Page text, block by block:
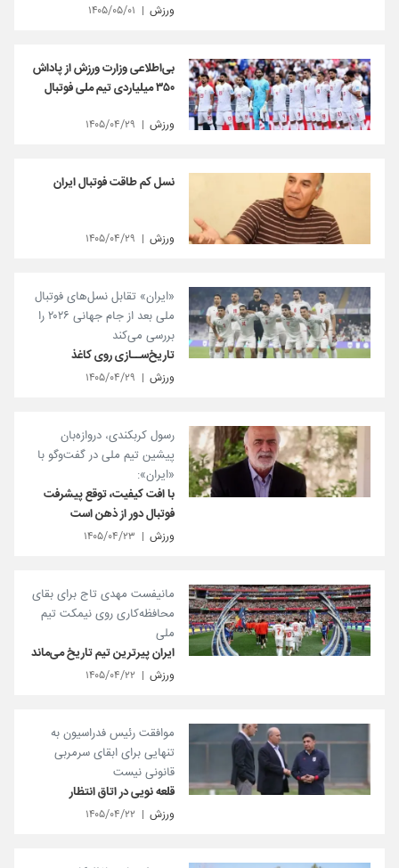
ورزش ۱۴۰۵/۰۵/۰۱
بی‌اطلاعی وزارت ورزش از پاداش
۳۵۰ میلیاردی تیم ملی فوتبال
ورزش ۱۴۰۵/۰۴/۲۹
نسل کم طاقت فوتبال ایران
ورزش ۱۴۰۵/۰۴/۲۹
«ایران» تقابل نسل‌های فوتبال
ملی بعد از جام جهانی ۲۰۲۶ را
بررسی می‌کند
تاریخ‌ســازی روی کاغذ
ورزش ۱۴۰۵/۰۴/۲۹
رسول کربکندی، دروازه‌بان
پیشین تیم ملی در گفت‌و‌گو با
«ایران»:
با افت کیفیت، توقع پیشرفت
فوتبال دور از ذهن است
ورزش ۱۴۰۵/۰۴/۲۳
مانیفست مهدی تاج برای بقای
محافظه‌کاری روی نیمکت تیم
ملی
ایران پیرترین تیم تاریخ می‌ماند
ورزش ۱۴۰۵/۰۴/۲۲
موافقت رئیس فدراسیون به
تنهایی برای ابقای سرمربی
قانونی نیست
قلعه نویی در اتاق انتظار
ورزش ۱۴۰۵/۰۴/۲۲